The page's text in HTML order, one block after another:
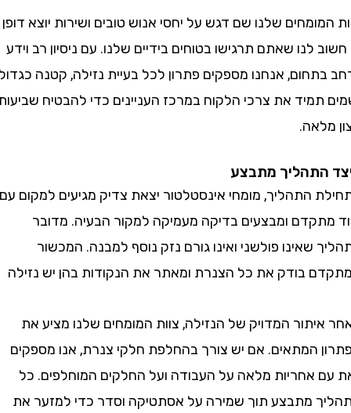
שלנו שם דגש על יחסי אנוש טובים ושירות יוצא דופן
לנו שאתם תרגישו בטוחים בידיים שלנו. עם ניסיון רב וידע
אנחנו מספקים פתרון לכל בעיית נזילה, קטנה כגדולה
את צרכי הלקוח במרכז העניינים כדי להבטיח שביעות
מתבצע
התהליך, מומחי אינסטלטור יצאת צדיק מגיעים למקום עם
ומבצעים בדיקה מעמיקה למקור הבעיה. מדובר
שאינו פולשני ואינו גורם נזק נוסף למבנה. המכשור
בודק את כל הצנרת ומאתר את הנקודות בהן יש נזילה
המדויק של הנזילה, צוות המומחים שלנו מציע את
המתאים. אם יש צורך בהחלפת חלקי צנרת, אנו מספקים
אחריות מלאה על העבודה ועל החלקים המוחלפים. כל
מתבצע תוך שמירה על אסתטיקה וסדר כדי למזער את